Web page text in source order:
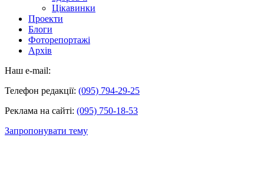
Цікавинки
Проекти
Блоги
Фоторепортажі
Архів
Наш e-mail:
Телефон редакції: (095) 794-29-25
Реклама на сайті: (095) 750-18-53
Запропонувати тему